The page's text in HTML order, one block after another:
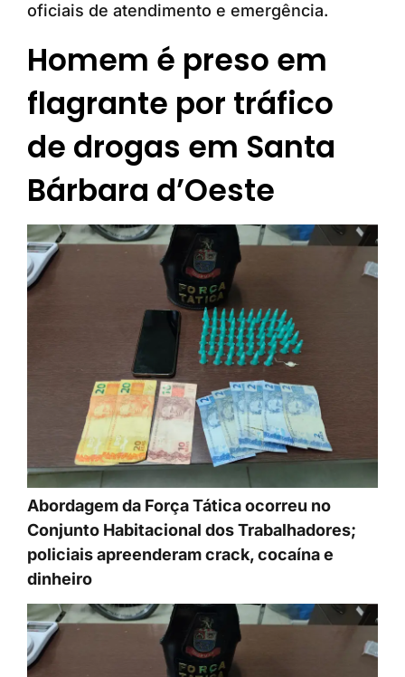
oficiais de atendimento e emergência.
Homem é preso em
flagrante por tráfico
de drogas em Santa
Bárbara d’Oeste
Abordagem da Força Tática ocorreu no
Conjunto Habitacional dos Trabalhadores;
policiais apreenderam crack, cocaína e
dinheiro